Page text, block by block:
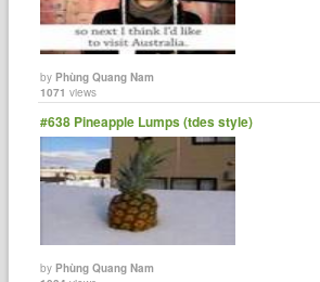
byPhùng Quang Nam
1071 views
#638 Pineapple Lumps (tdes style)
byPhùng Quang Nam